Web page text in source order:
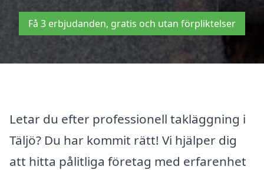
Få 3 erbjudanden, gratis och utan förpliktelser
Letar du efter professionell takläggning i
Täljö? Du har kommit rätt! Vi hjälper dig
att hitta pålitliga företag med erfarenhet